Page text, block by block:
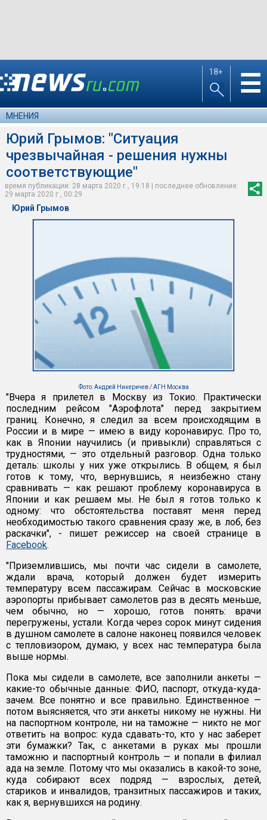
18+ ☰
МНЕНИЯ
Юрий Грымов: "Ситуация
чрезвычайная - решения нужны
соответствующие"
время публикации: 28 марта 2020 г., 19:18 | последнее обновление:
29 марта 2020 г., 00:29
Юрий Грымов
Фото: Андрей Никеричев / АГН Москва
"Вчера я прилетел в Москву из Токио. Практически
последним рейсом "Аэрофлота" перед закрытием
границ. Конечно, я следил за всем происходящим в
России и в мире — имею в виду коронавирус. Про то,
как в Японии научились (и привыкли) справляться с
трудностями, — это отдельный разговор. Одна только
деталь: школы у них уже открылись. В общем, я был
готов к тому, что, вернувшись, я неизбежно стану
сравнивать — как решают проблему коронавируса в
Японии и как решаем мы. Не был я готов только к
одному: что обстоятельства поставят меня перед
необходимостью такого сравнения сразу же, в лоб, без
раскачки", - пишет режиссер на своей странице в
Facebook.
"Приземлившись, мы почти час сидели в самолете,
ждали врача, который должен будет измерить
температуру всем пассажирам. Сейчас в московские
аэропорты прибывает самолетов раз в десять меньше,
чем обычно, но — хорошо, готов понять: врачи
перегружены, устали. Когда через сорок минут сидения
в душном самолете в салоне наконец появился человек
с тепловизором, думаю, у всех нас температура была
выше нормы.
Пока мы сидели в самолете, все заполнили анкеты —
какие-то обычные данные: ФИО, паспорт, откуда-куда-
зачем. Все понятно и все правильно. Единственное —
потом выясняется, что эти анкеты никому не нужны. Ни
на паспортном контроле, ни на таможне — никто не мог
ответить на вопрос: куда сдавать-то, кто у нас заберет
эти бумажки? Так, с анкетами в руках мы прошли
таможню и паспортный контроль — и попали в филиал
ада на земле. Потому что мы оказались в какой-то зоне,
куда собирают всех подряд — взрослых, детей,
стариков и инвалидов, транзитных пассажиров и таких,
как я, вернувшихся на родину.